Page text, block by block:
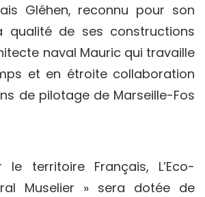
Gléhen, reconnu pour son
qualité de ses constructions
naval Mauric qui travaille
et en étroite collaboration
de pilotage de Marseille-Fos
le territoire Français, L’Eco-
Muselier » sera dotée de